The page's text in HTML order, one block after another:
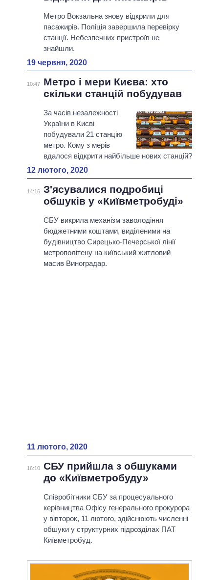
Метро Вокзальна знову відкрили для
пасажирів. Поліція завершила перевірку
станції. Небезпечних пристроїв не
знайшли.
19 червня, 2020
10:47
Метро і мери Києва: хто
скільки станцій побудував
За часів незалежності
України в Києві
побудували 21 станцію
метро. Кому з мерів
вдалося відкрити найбільше нових станцій?
12 лютого, 2020
14:16 З'ясувалися подробиці
обшуків у «Київметробуді»
СБУ викрила механізм заволодіння
бюджетними коштами, виділеними на
будівництво Сирецько-Печерської лінії
метрополітену на київський житловий
масив Виноградар.
11 лютого, 2020
16:10 СБУ прийшла з обшуками
до «Київметробуду»
Співробітники СБУ за процесуального
керівництва Офісу генерального прокурора
у вівторок, 11 лютого, здійснюють численні
обшуки у структурних підрозділах ПАТ
Київметробуд.